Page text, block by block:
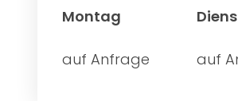
Montag
auf Anfrage auf